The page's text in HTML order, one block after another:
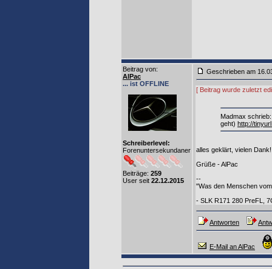
Beitrag von:
AlPac
... ist OFFLINE
Schreiberlevel:
Forenuntersekundaner
Beiträge: 259
User seit 22.12.2015
Geschrieben am
[ Beitrag wurde zuletzt
Madmax
geht) http://
alles geklärt, vielen Dank!
Grüße - AlPac
--
"Was den Menschen
- SLK R171 280 PreFL,
Antworten
E-Mail an AlPac